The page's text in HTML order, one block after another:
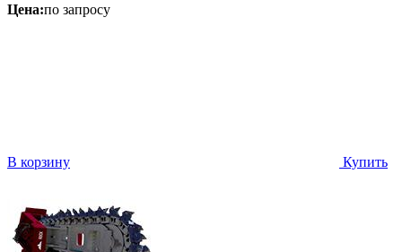
Цена:по запросу
В корзину Купить